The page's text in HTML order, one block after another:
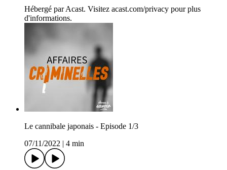
Hébergé par Acast. Visitez acast.com/privacy pour plus
d'informations.
Le cannibale japonais - Episode 1/3
07/11/2022
4 min